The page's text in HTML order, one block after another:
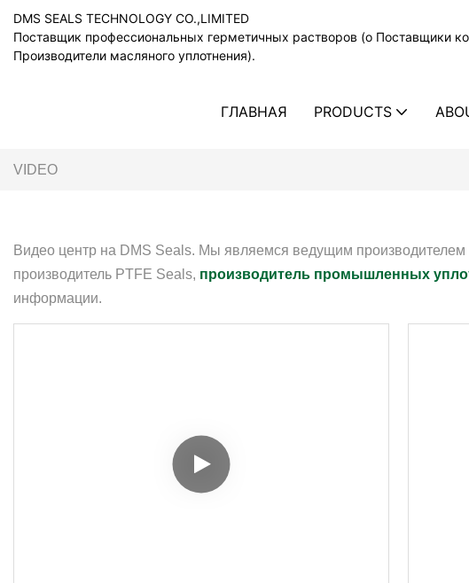
DMS SEALS TECHNOLOGY CO.,LIMITED
Поставщик профессиональных герметичных растворов (o Поставщики
Производители масляного уплотнения).
ГЛАВНАЯ PRODUCTS
VIDEO
Видео центр на DMS Seals. Мы являемся ведущим
производитель PTFE Seals, производитель промышленных
информации.